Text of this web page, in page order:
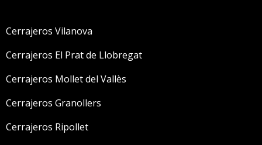
Cerrajeros Vilanova
Cerrajeros El Prat de Llobregat
Cerrajeros Mollet del Vallès
Cerrajeros Granollers
Cerrajeros Ripollet